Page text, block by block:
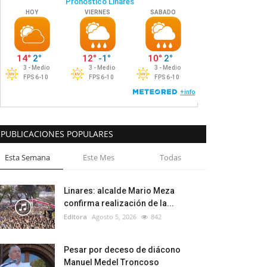
PUBLICACIONES POPULARES
Esta Semana Este Mes Todas
Linares: alcalde Mario Meza
confirma realización de la...
Editora Agosto 5, 2026 842
Pesar por deceso de diácono
Manuel Medel Troncoso